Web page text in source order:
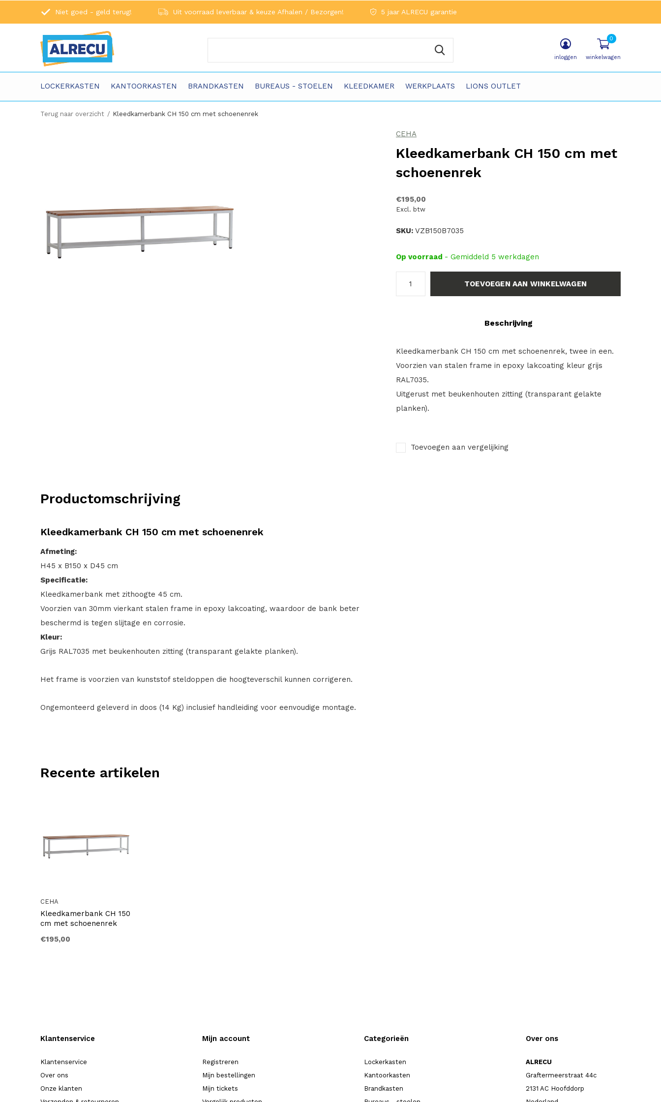
LOCKERKASTEN KANTOORKASTEN BRANDKASTEN BUREAUS - STOELEN KLEEDKAMER WERKPLAATS LIONS OUTLET
inloggen winkelwagen
0
Niet goed - geld terug! Uit voorraad leverbaar & keuze Afhalen / Bezorgen! 5 jaar ALRECU garantie
Terug naar overzicht Kleedkamerbank CH 150 cm met schoenenrek
CEHA
Kleedkamerbank CH 150 cm met
schoenenrek
€195,00
Excl. btw
SKU: VZB150B7035
Op voorraad - Gemiddeld 5 werkdagen
TOEVOEGEN AAN WINKELWAGEN
Beschrijving
Kleedkamerbank CH 150 cm met schoenenrek, twee in een.
Voorzien van stalen frame in epoxy lakcoating kleur grijs
RAL7035.
Uitgerust met beukenhouten zitting (transparant gelakte
planken).
Toevoegen aan vergelijking
Productomschrijving
Kleedkamerbank CH 150 cm met schoenenrek
Afmeting:
H45 x B150 x D45 cm
Specificatie:
Kleedkamerbank met zithoogte 45 cm.
Voorzien van 30mm vierkant stalen frame in epoxy lakcoating, waardoor de bank beter
beschermd is tegen slijtage en corrosie.
Kleur:
Grijs RAL7035 met beukenhouten zitting (transparant gelakte planken).
Het frame is voorzien van kunststof steldoppen die hoogteverschil kunnen corrigeren.
Ongemonteerd geleverd in doos (14 Kg) inclusief handleiding voor eenvoudige montage.
Recente artikelen
CEHA
Kleedkamerbank CH 150
cm met schoenenrek
€195,00
Klantenservice
Klantenservice
Over ons
Onze klanten
Mijn account
Registreren
Mijn bestellingen
Mijn tickets
Categorieën
Lockerkasten
Kantoorkasten
Brandkasten
Over ons
ALRECU
Graftermeerstraat 44c
2131 AC Hoofddorp